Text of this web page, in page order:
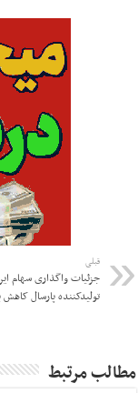
قبلی
جزئیات واگذاری سهام
تولیدکننده پارسال
مطالب مرتبط